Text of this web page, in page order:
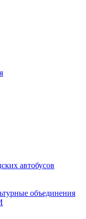
автобусов
объединения